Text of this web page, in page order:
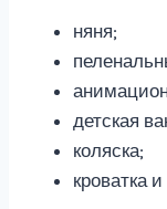
няня;
детская
коляска;
кроватка